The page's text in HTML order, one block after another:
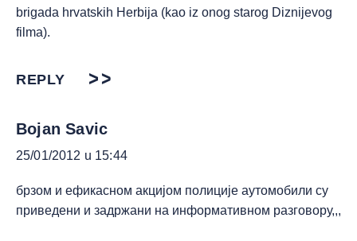
brigada hrvatskih Herbija (kao iz onog starog Diznijevog
filma).
REPLY
Bojan Savic
25/01/2012 u 15:44
брзом и ефикасном акцијом полиције аутомобили су
приведени и задржани на информативном разговору,,,